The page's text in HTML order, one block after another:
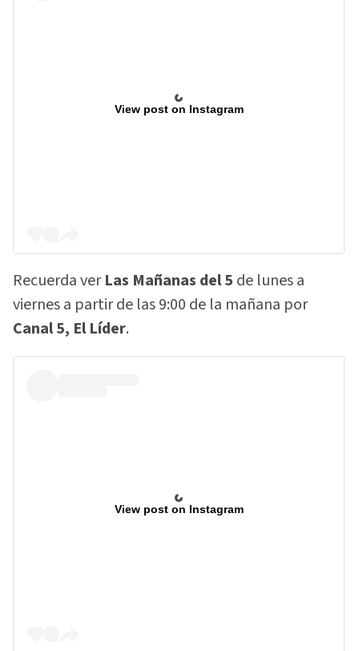
View post on Instagram
Recuerda verLas Mañanas del 5 de lunes a
viernes a partir de las 9:00 de la mañana por
Canal 5, El Líder.
View post on Instagram